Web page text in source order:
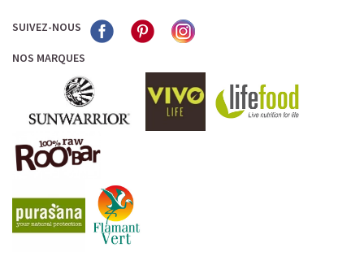
LA FRAÎCHEUR VERTE QUI APAISE L’ESPRIT
Le matcha, ce thé japonais se marie à la douceur du lait
SUIVEZ-NOUS
NOS MARQUES